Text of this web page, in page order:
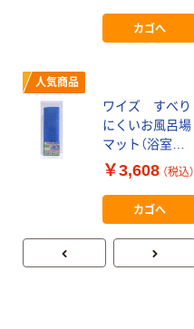
護 やわらかい素
材 自助具
カゴへ
人気商品
ワイズ すべり
にくいお風呂場
マット（浴室内
用）BW-027
￥3,608 （税込）
カゴへ